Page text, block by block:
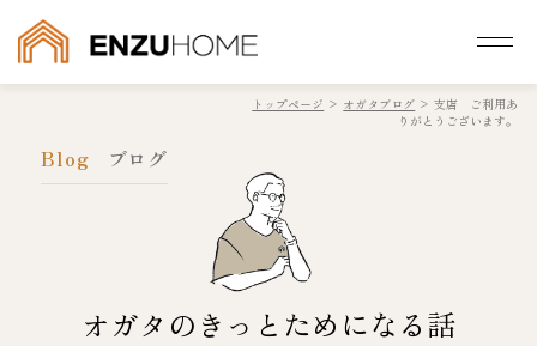
トップページ > オガタブログ >支店 ご利用あ
りがとうございます。
Blog ブログ
オガタのきっとためになる話